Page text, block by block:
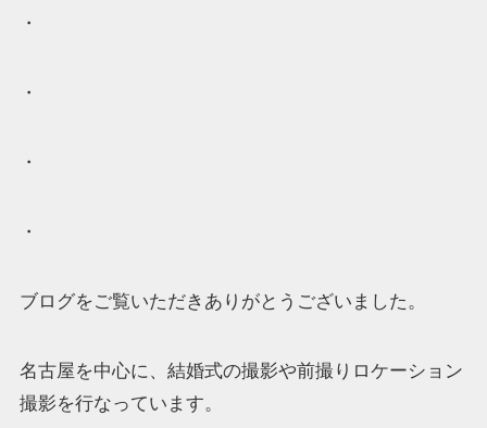
・
・
・
・
ブログをご覧いただきありがとうございました。
名古屋を中心に、結婚式の撮影や前撮りロケーション
撮影を行なっています。